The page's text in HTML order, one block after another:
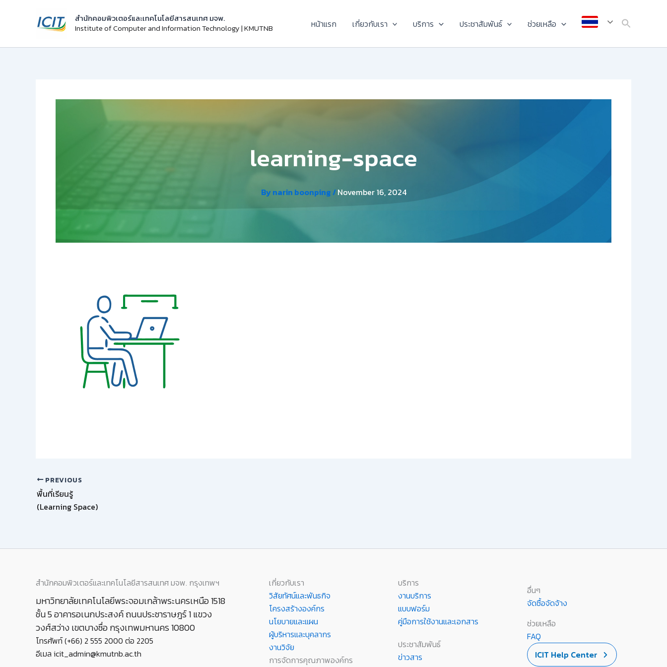
สำนักคอมพิวเตอร์และเทคโนโลยีสารสนเทศ มจพ.
Institute of Computer and Information Technology | KMUTNB
หน้าแรก เกี่ยวกับเรา บริการ ประชาสัมพันธ์ ช่วยเหลือ
learning-space
Bynarin boonping/November 16, 2024
PREVIOUS
พื้นที่เรียนรู้
(Learning Space)
สำนักคอมพิวเตอร์และเทคโนโลยีสารสนเทศ มจพ. กรุงเทพฯ
มหาวิทยาลัยเทคโนโลยีพระจอมเกล้าพระนครเหนือ 1518
ชั้น 5 อาคารอเนกประสงค์ ถนนประชาราษฎร์ 1 แขวง
วงศ์สว่าง เขตบางซื่อ กรุงเทพมหานคร 10800
โทรศัพท์ (+66) 2 555 2000 ต่อ 2205
อีเมล icit_admin@kmutnb.ac.th
เกี่ยวกับเรา
วิสัยทัศน์และพันธกิจ
โครงสร้างองค์กร
นโยบายและแผน
ผู้บริหารและบุคลากร
งานวิจัย
การจัดการคุณภาพองค์กร
บริการ
งานบริการ
แบบฟอร์ม
คู่มือการใช้งานและเอกสาร
ประชาสัมพันธ์
ข่าวสาร
อื่นๆ
จัดซื้อจัดจ้าง
ช่วยเหลือ
FAQ
ICIT Help Center